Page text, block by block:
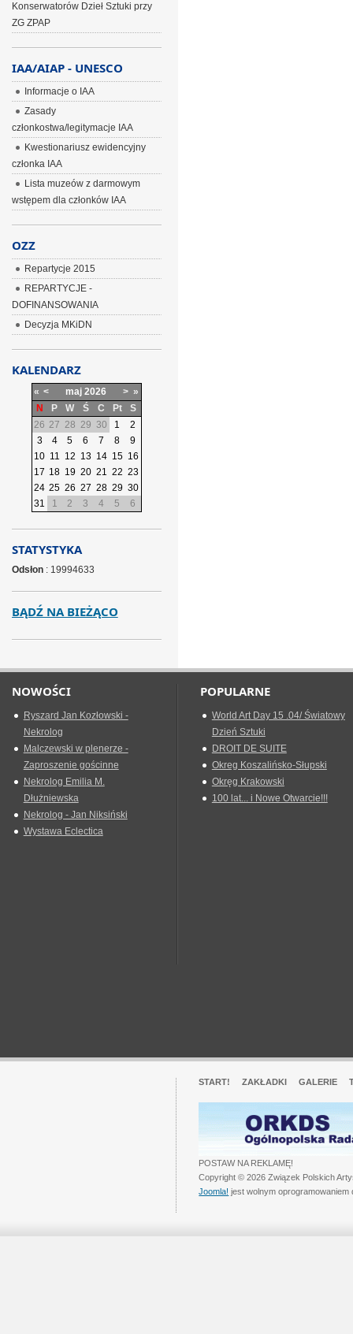
Konserwatorów Dzieł Sztuki przy
ZG ZPAP
IAA/AIAP - UNESCO
Informacje o IAA
Zasady
członkostwa/legitymacje IAA
Kwestionariusz ewidencyjny
członka IAA
Lista muzeów z darmowym
wstępem dla członków IAA
OZZ
Repartycje 2015
REPARTYCJE -
DOFINANSOWANIA
Decyzja MKiDN
KALENDARZ
« < maj 2026 > »
N
P W Ś C Pt
S
26 27 28 29 30 1
2
3
4 5 6 7 8
9
10 11 12 13 14 15 16
17 18 19 20 21 22 23
24 25 26 27 28 29 30
31
1 2 3 4 5 6
STATYSTYKA
Odsłon: 19994633
BĄDŹ NA BIEŻĄCO
NOWOŚCI
Ryszard Jan Kozłowski -
Nekrolog
Malczewski w plenerze -
Zaproszenie gościnne
Nekrolog Emilia M.
Dłużniewska
Nekrolog - Jan Niksiński
Wystawa Eclectica
POPULARNE
World Art Day 15 .04/ Światowy
Dzień Sztuki
DROIT DE SUITE
Okreg Koszalińsko-Słupski
Okręg Krakowski
100 lat... i Nowe Otwarcie!!!
START! ZAKŁADKI GALERIE
POSTAW NA REKLAMĘ!
Copyright © 2026 Związek Polskich
Joomla! jest wolnym